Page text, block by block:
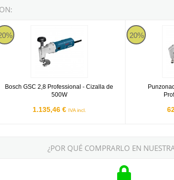
2Ah + L-BOXX - Cizalla a batería
Bosch GSC 2,8 Professional - Cizalla de
500W
1.135,46 € IVA incl.
GSC 2,8 Professional - Cizalla de 500W
20%
Punzonadora
¿POR QUÉ COMPRARLO EN